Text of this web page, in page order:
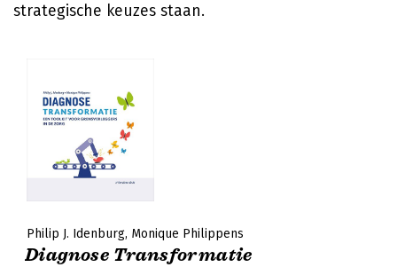
strategische keuzes staan.
Philip J. Idenburg Monique Philippens
Diagnose Transformatie